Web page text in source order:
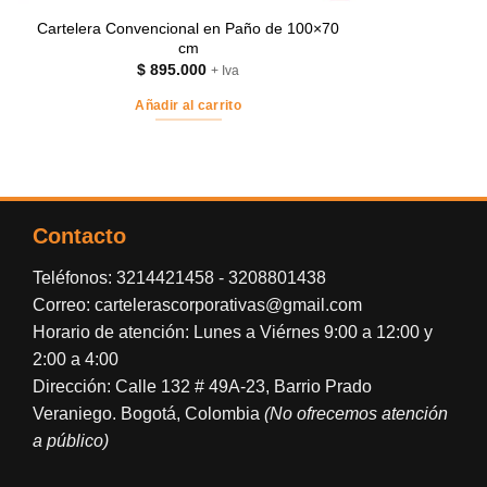
Cartelera Convencional en Paño de 100×70
cm
$ 895.000 + Iva
Añadir al carrito
Contacto
Teléfonos: 3214421458 - 3208801438
Correo: cartelerascorporativas@gmail.com
Horario de atención: Lunes a Viérnes 9:00 a 12:00 y
2:00 a 4:00
Dirección: Calle 132 # 49A-23, Barrio Prado
Veraniego. Bogotá, Colombia (No ofrecemos atención
a público)